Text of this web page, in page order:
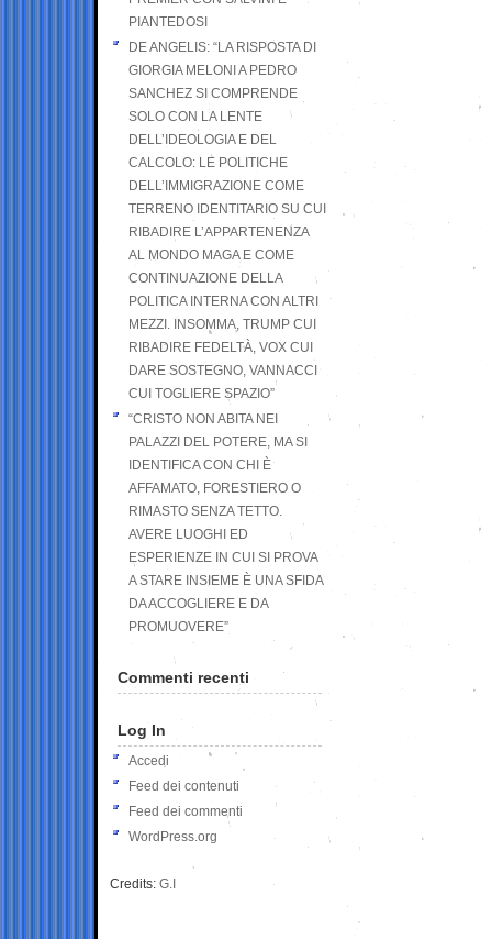
PIANTEDOSI
DE ANGELIS: “LA RISPOSTA DI
GIORGIA MELONI A PEDRO
SANCHEZ SI COMPRENDE
SOLO CON LA LENTE
DELL’IDEOLOGIA E DEL
CALCOLO: LE POLITICHE
DELL’IMMIGRAZIONE COME
TERRENO IDENTITARIO SU CUI
RIBADIRE L’APPARTENENZA
AL MONDO MAGA E COME
CONTINUAZIONE DELLA
POLITICA INTERNA CON ALTRI
MEZZI. INSOMMA, TRUMP CUI
RIBADIRE FEDELTÀ, VOX CUI
DARE SOSTEGNO, VANNACCI
CUI TOGLIERE SPAZIO”
“CRISTO NON ABITA NEI
PALAZZI DEL POTERE, MA SI
IDENTIFICA CON CHI È
AFFAMATO, FORESTIERO O
RIMASTO SENZA TETTO.
AVERE LUOGHI ED
ESPERIENZE IN CUI SI PROVA
A STARE INSIEME È UNA SFIDA
DA ACCOGLIERE E DA
PROMUOVERE”
Commenti recenti
Log In
Accedi
Feed dei contenuti
Feed dei commenti
WordPress.org
Credits: G.I